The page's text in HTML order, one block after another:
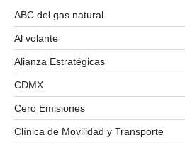
ABC del gas natural
Al volante
Alianza Estratégicas
CDMX
Cero Emisiones
Clínica de Movilidad y Transporte